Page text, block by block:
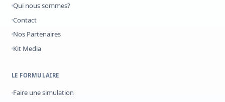
Qui nous sommes?
Contact
Nos Partenaires
Kit Media
LE FORMULAIRE
Faire une simulation